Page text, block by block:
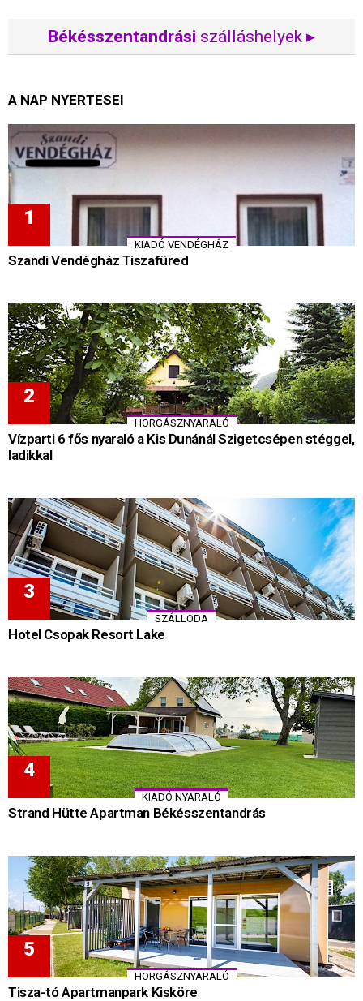
Békésszentandrási szálláshelyek ▸
A NAP NYERTESEI
KIADÓ VENDÉGHÁZ
Szandi Vendégház Tiszafüred
HORGÁSZNYARALÓ
Vízparti 6 fős nyaraló a Kis Dunánál Szigetcsépen stéggel,
ladikkal
SZÁLLODA
Hotel Csopak Resort Lake
KIADÓ NYARALÓ
Strand Hütte Apartman Békésszentandrás
HORGÁSZNYARALÓ
Tisza-tó Apartmanpark Kisköre